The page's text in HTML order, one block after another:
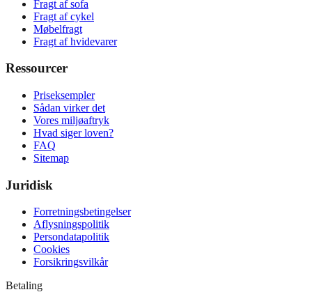
Fragt af sofa
Fragt af cykel
Møbelfragt
Fragt af hvidevarer
Ressourcer
Priseksempler
Sådan virker det
Vores miljøaftryk
Hvad siger loven?
FAQ
Sitemap
Juridisk
Forretningsbetingelser
Aflysningspolitik
Persondatapolitik
Cookies
Forsikringsvilkår
Betaling